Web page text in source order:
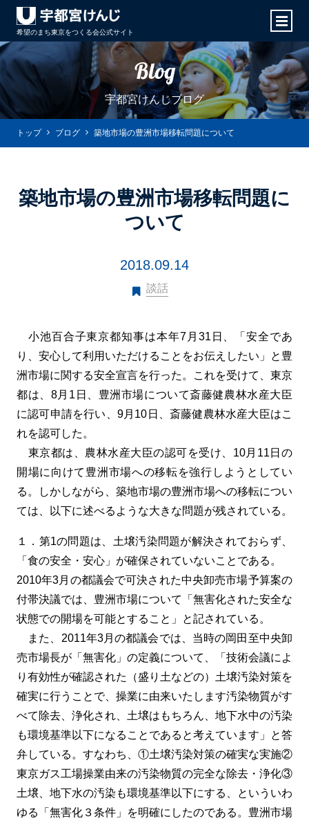
希望のまち東京をつくる会公式サイト
Blog
宇都宮けんじブログ
トップ ブログ 築地市場の豊洲市場移転問題について
築地市場の豊洲市場移転問題に
ついて
2018.09.14
談話
小池百合子東京都知事は本年7月31日、「安全であ
り、安心して利用いただけることをお伝えしたい」と豊
洲市場に関する安全宣言を行った。これを受けて、東京
都は、8月1日、豊洲市場について斎藤健農林水産大臣
に認可申請を行い、9月10日、斎藤健農林水産大臣はこ
れを認可した。
東京都は、農林水産大臣の認可を受け、10月11日の
開場に向けて豊洲市場への移転を強行しようとしてい
る。しかしながら、築地市場の豊洲市場への移転につい
ては、以下に述べるような大きな問題が残されている。
１．第1の問題は、土壌汚染問題が解決されておらず、
「食の安全・安心」が確保されていないことである。
2010年3月の都議会で可決された中央卸売市場予算案の
付帯決議では、豊洲市場について「無害化された安全な
状態での開場を可能とすること」と記されている。
また、2011年3月の都議会では、当時の岡田至中央卸
売市場長が「無害化」の定義について、「技術会議によ
り有効性が確認された（盛り土などの）土壌汚染対策を
確実に行うことで、操業に由来いたします汚染物質がす
べて除去、浄化され、土壌はもちろん、地下水中の汚染
も環境基準以下になることであると考えています」と答
弁している。すなわち、①土壌汚染対策の確実な実施②
東京ガス工場操業由来の汚染物質の完全な除去・浄化③
土壌、地下水の汚染も環境基準以下にする、といういわ
ゆる「無害化３条件」を明確にしたのである。豊洲市場